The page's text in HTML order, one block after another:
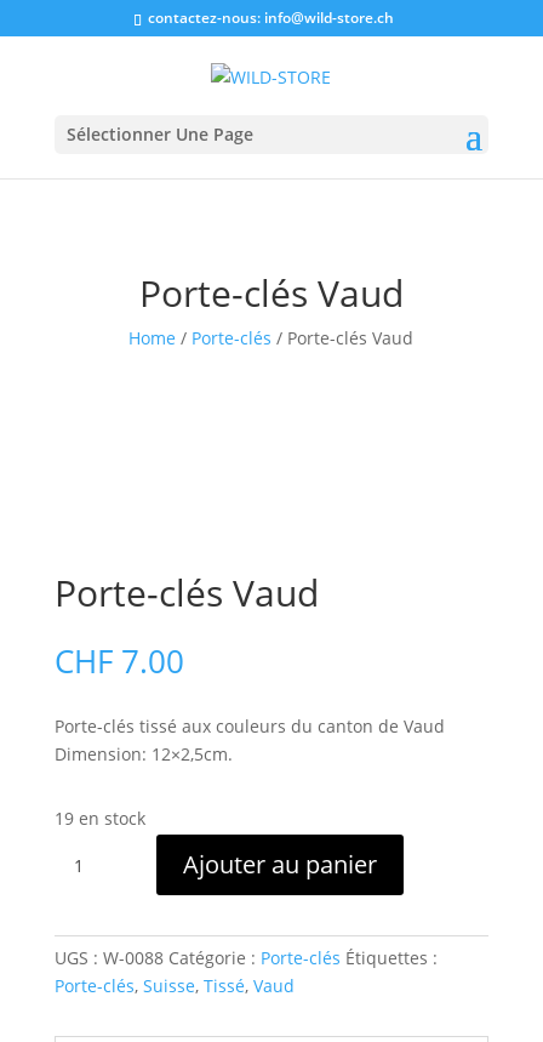
contactez-nous: info@wild-store.ch
Sélectionner Une Page
Porte-clés Vaud
Home / Porte-clés / Porte-clés Vaud
Porte-clés Vaud
CHF7.00
Porte-clés tissé aux couleurs du canton de Vaud
Dimension: 12×2,5cm.
19 en stock
Vaud
Ajouter au panier
UGS : W-0088 Catégorie : Porte-clés Étiquettes :
Porte-clés, Suisse, Tissé, Vaud